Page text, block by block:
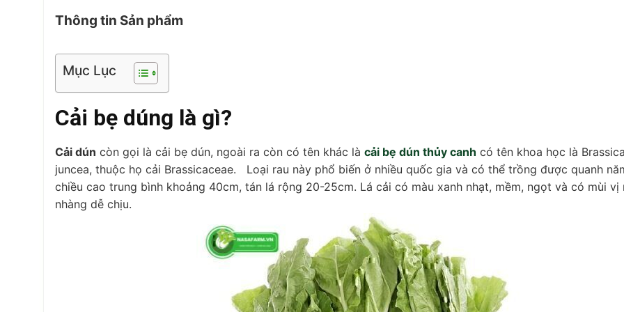
Thông tin Sản phẩm
Mục Lục
Cải bẹ dúng là gì?
Cải dún còn gọi là cải bẹ dún, ngoài ra còn có tên khác là cải bẹ dún thủy canh có tên khoa học là
juncea, thuộc họ cải Brassicaceae. Loại rau này phổ biến ở nhiều quốc gia và có thể trồng được quanh
chiều cao trung bình khoảng 40cm, tán lá rộng 20-25cm. Lá cải có màu xanh nhạt, mềm, ngọt và có mùi vị
nhàng dễ chịu.